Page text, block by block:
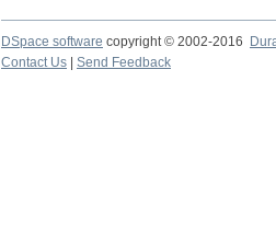
DSpace software copyright © 2002-2016
Contact Us
Send Feedback